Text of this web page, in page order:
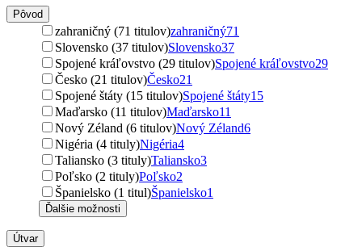
Pôvod
zahraničný (71 titulov)zahraničný71
Slovensko (37 titulov)Slovensko37
Spojené kráľovstvo (29 titulov)Spojené kráľovstvo29
Česko (21 titulov)Česko21
Spojené štáty (15 titulov)Spojené štáty15
Maďarsko (11 titulov)Maďarsko11
Nový Zéland (6 titulov)Nový Zéland6
Nigéria (4 tituly)Nigéria4
Taliansko (3 tituly)Taliansko3
Poľsko (2 tituly)Poľsko2
Španielsko (1 titul)Španielsko1
Ďalšie možnosti
Útvar